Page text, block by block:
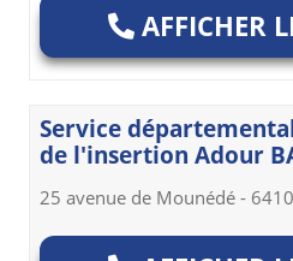
AFFICHER
Service
de l'insertion Adour
25 avenue de Mounédé -